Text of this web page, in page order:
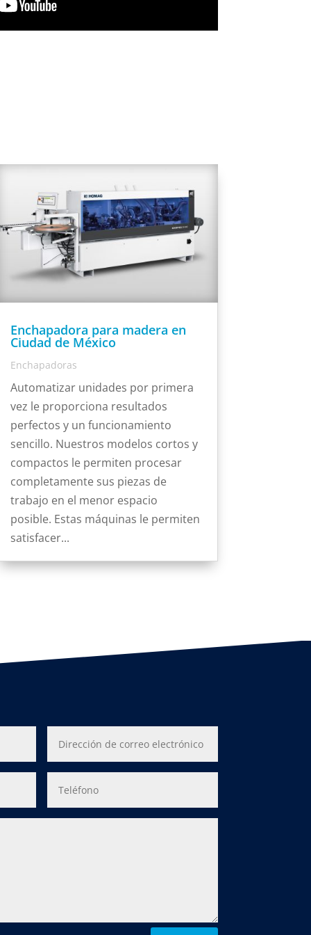
Enchapadora para madera en
Ciudad de México
Enchapadoras
Automatizar unidades por primera
vez le proporciona resultados
perfectos y un funcionamiento
sencillo. Nuestros modelos cortos y
compactos le permiten procesar
completamente sus piezas de
trabajo en el menor espacio
posible. Estas máquinas le permiten
satisfacer...